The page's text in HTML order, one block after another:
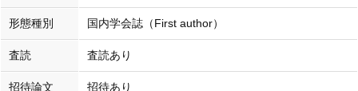
形態種別 国内学会誌（First author）
査読 査読あり
招待論文 招待あり